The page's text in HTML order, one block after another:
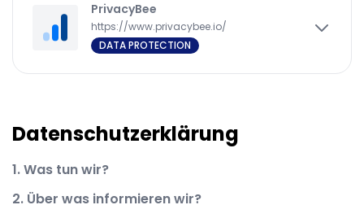
PrivacyBee
https://www.privacybee.io/
DATA PROTECTION
Datenschutzerklärung
1. Was tun wir?
2. Über was informieren wir?